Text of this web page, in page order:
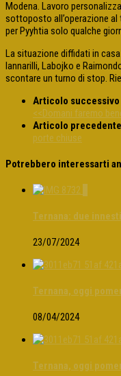
Modena. Lavoro
sottoposto all’operazione al
per Pyyhtia solo qualche
La situazione diffidati in
Iannarilli, Labojko e
scontare un turno di stop.
Articolo successivo
<<Domani faremo
Articolo precedente
porte chiuse
Potrebbero interessarti
Ternana: due
23/07/2024
Ternana, oggi
08/04/2024
Ternana, oggi